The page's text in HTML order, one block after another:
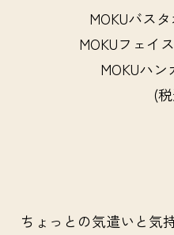
MOKUバス
MOKUフェイ
MOKUハ
(税
ちょっとの気遣いと気